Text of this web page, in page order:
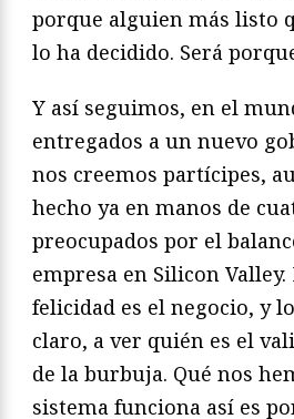
porque alguien más listo
lo ha decidido. Será
Y así seguimos, en el
entregados a un nuevo
nos creemos partícipes,
hecho ya en manos de
preocupados por el
empresa en Silicon
felicidad es el negocio, y
claro, a ver quién es el
de la burbuja. Qué nos
sistema funciona así es